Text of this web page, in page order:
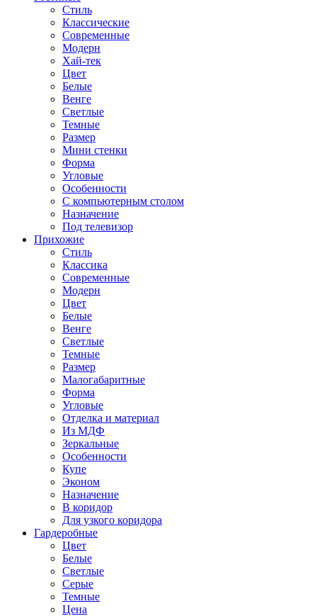
Стиль
Классические
Современные
Модерн
Хай-тек
Цвет
Белые
Венге
Светлые
Темные
Размер
Мини стенки
Форма
Угловые
Особенности
С компьютерным столом
Назначение
Под телевизор
Прихожие
Стиль
Классика
Современные
Модерн
Цвет
Белые
Венге
Светлые
Темные
Размер
Малогабаритные
Форма
Угловые
Отделка и материал
Из МДФ
Зеркальные
Особенности
Купе
Эконом
Назначение
В коридор
Для узкого коридора
Гардеробные
Цвет
Белые
Светлые
Серые
Темные
Цена